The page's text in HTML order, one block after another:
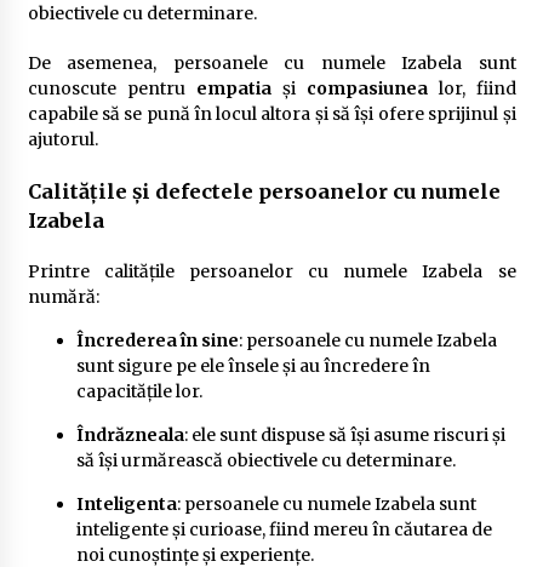
obiectivele cu determinare.
De asemenea, persoanele cu numele Izabela sunt
cunoscute pentru empatiași compasiunealor, fiind
capabile să se pună în locul altora și să își ofere sprijinul și
ajutorul.
Calitățile și defectele persoanelor cu numele
Izabela
Printre calitățile persoanelor cu numele Izabela se
numără:
Încrederea în sine: persoanele cu numele Izabela
sunt sigure pe ele însele și au încredere în
capacitățile lor.
Îndrăzneala: ele sunt dispuse să își asume riscuri și
să își urmărească obiectivele cu determinare.
Inteligenta: persoanele cu numele Izabela sunt
inteligente și curioase, fiind mereu în căutarea de
noi cunoștințe și experiențe.